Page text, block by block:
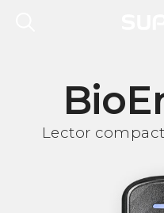
Lector